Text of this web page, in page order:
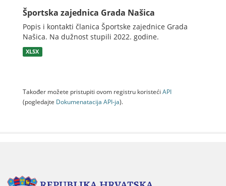
Športska zajednica Grada Našica
Popis i kontakti članica Športske zajednice Grada
Našica. Na dužnost stupili 2022. godine.
XLSX
Također možete pristupiti ovom registru koristeći API
(pogledajte Dokumenаtаcijа API-jа).